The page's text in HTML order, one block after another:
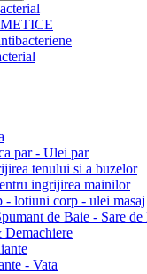
par - Ulei par
tenului si a buzelor
ingrijirea mainilor
- lotiuni corp - ulei masaj
de Baie - Sare de
- Vata